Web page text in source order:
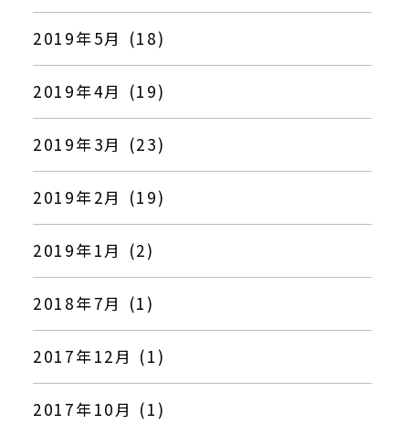
2019年5月 (18)
2019年4月 (19)
2019年3月 (23)
2019年2月 (19)
2019年1月 (2)
2018年7月 (1)
2017年12月 (1)
2017年10月 (1)